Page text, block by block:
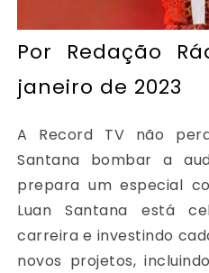
Por Redação
janeiro de 2023
A Record TV não
Santana bombar a
prepara um especial
Luan Santana está
carreira e investindo
novos projetos,